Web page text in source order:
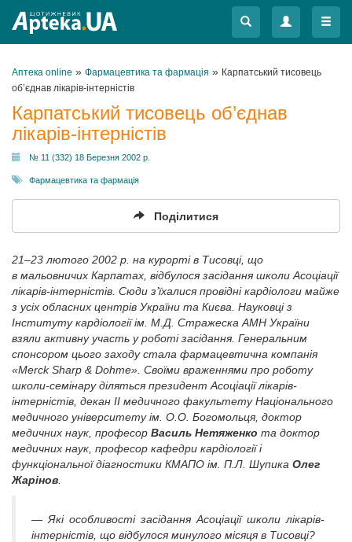
Меню
Меню
Аптека online » Фармацевтика та фармація » Карпатський тисовець
об’єднав лікарів-інтерністів
Карпатський тисовець об’єднав
лікарів-інтерністів
№ 11 (332) 18 Березня 2002 р.
Фармацевтика та фармація
Поділитися
21–23 лютого 2002 р. на курорті в Тисовці, що
в мальовничих Карпатах, відбулося засідання школи Асоціації
лікарів-інтерністів. Сюди з’їхалися провідні кардіологи майже
з усіх обласних центрів України та Києва. Науковці з
Інституту кардіології ім. М.Д. Стражеска АМН України
взяли активну участь у роботі засідання. Генеральним
спонсором цього заходу стала фармацевтична компанія
«Merck Sharp & Dohme». Своїми враженнями про роботу
школи-семінару діляться президент Асоціації лікарів-
інтерністів, декан ІІ медичного факультету Національного
медичного університету ім. О.О. Богомольця, доктор
медичних наук, професор Василь Нетяженко та доктор
медичних наук, професор кафедри кардіології і
функціональної діагностики КМАПО ім. П.Л. Шупика Олег
Жарінов
— Які особливості засідання Асоціації школи лікарів-
інтерністів, що відбулося минулого місяця в Тисовці?